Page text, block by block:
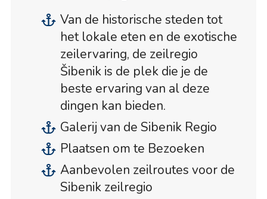
Van de historische steden tot
het lokale eten en de exotische
zeilervaring, de zeilregio
Šibenik is de plek die je de
beste ervaring van al deze
dingen kan bieden.
Galerij van de Sibenik Regio
Plaatsen om te Bezoeken
Aanbevolen zeilroutes voor de
Sibenik zeilregio